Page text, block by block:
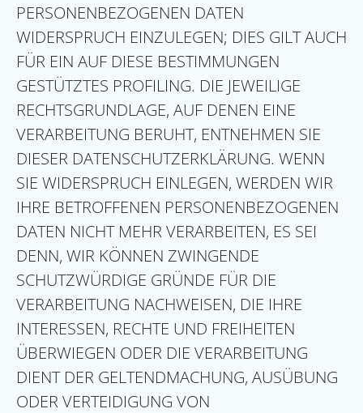
PERSONENBEZOGENEN DATEN
WIDERSPRUCH EINZULEGEN; DIES GILT AUCH
FÜR EIN AUF DIESE BESTIMMUNGEN
GESTÜTZTES PROFILING. DIE JEWEILIGE
RECHTSGRUNDLAGE, AUF DENEN EINE
VERARBEITUNG BERUHT, ENTNEHMEN SIE
DIESER DATENSCHUTZERKLÄRUNG. WENN
SIE WIDERSPRUCH EINLEGEN, WERDEN WIR
IHRE BETROFFENEN PERSONENBEZOGENEN
DATEN NICHT MEHR VERARBEITEN, ES SEI
DENN, WIR KÖNNEN ZWINGENDE
SCHUTZWÜRDIGE GRÜNDE FÜR DIE
VERARBEITUNG NACHWEISEN, DIE IHRE
INTERESSEN, RECHTE UND FREIHEITEN
ÜBERWIEGEN ODER DIE VERARBEITUNG
DIENT DER GELTENDMACHUNG, AUSÜBUNG
ODER VERTEIDIGUNG VON